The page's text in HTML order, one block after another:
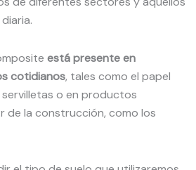
está presente en
cotidianos, tales como el papel
o en productos
de la construcción, como los